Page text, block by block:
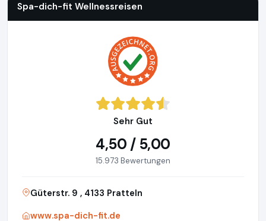
Spa-dich-fit Wellnessreisen
Sehr Gut
4,50 / 5,00
15.973 Bewertungen
Güterstr. 9 , 4133 Pratteln
www.spa-dich-fit.de